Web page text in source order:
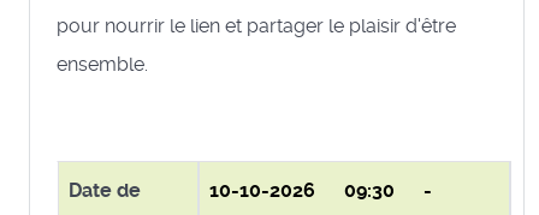
pour nourrir le lien et partager le plaisir d'être
ensemble.
Date de
10-10-2026 09:30 -